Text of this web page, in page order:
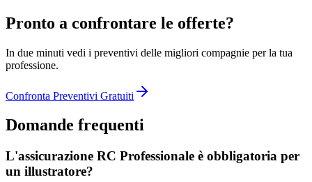
Pronto a confrontare le offerte?
In due minuti vedi i preventivi delle migliori compagnie per la tua
professione.
Confronta Preventivi Gratuiti
Domande frequenti
L'assicurazione RC Professionale è obbligatoria per
un illustratore?